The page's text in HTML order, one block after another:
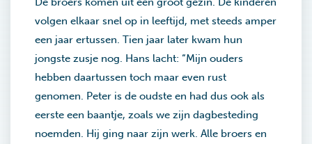
volgen elkaar snel op in leeftijd, met steeds amper
een jaar ertussen. Tien jaar later kwam hun
jongste zusje nog. Hans lacht: “Mijn ouders
hebben daartussen toch maar even rust
genomen. Peter is de oudste en had dus ook als
eerste een baantje, zoals we zijn dagbesteding
noemden. Hij ging naar zijn werk. Alle broers en